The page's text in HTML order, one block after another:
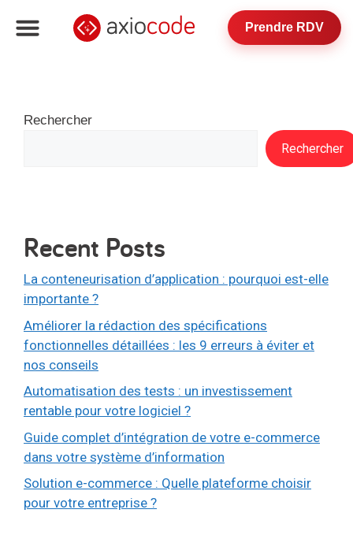
Prendre RDV
Rechercher
Rechercher
Recent Posts
La conteneurisation d’application : pourquoi est-elle
importante ?
Améliorer la rédaction des spécifications
fonctionnelles détaillées : les 9 erreurs à éviter et
nos conseils
Automatisation des tests : un investissement
rentable pour votre logiciel ?
Guide complet d’intégration de votre e-commerce
dans votre système d’information
Solution e-commerce : Quelle plateforme choisir
pour votre entreprise ?